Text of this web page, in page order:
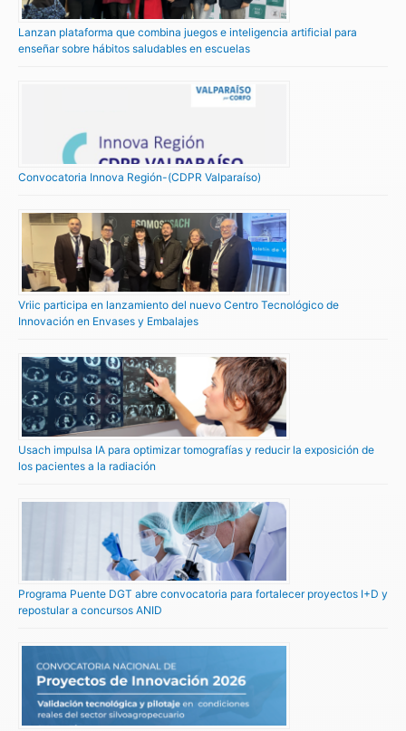
Lanzan plataforma que combina juegos e inteligencia artificial para
enseñar sobre hábitos saludables en escuelas
Convocatoria Innova Región-(CDPR Valparaíso)
Vriic participa en lanzamiento del nuevo Centro Tecnológico de
Innovación en Envases y Embalajes
Usach impulsa IA para optimizar tomografías y reducir la exposición de
los pacientes a la radiación
Programa Puente DGT abre convocatoria para fortalecer proyectos I+D y
repostular a concursos ANID